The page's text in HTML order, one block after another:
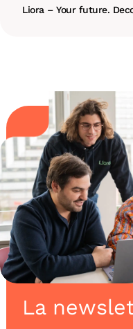
Liora – Your future.
La